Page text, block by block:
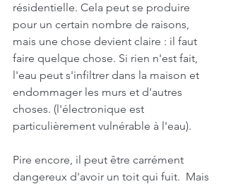
résidentielle. Cela peut se produire
pour un certain nombre de raisons,
mais une chose devient claire : il faut
faire quelque chose. Si rien n'est fait,
l'eau peut s'infiltrer dans la maison et
endommager les murs et d'autres
choses. (l'électronique est
particulièrement vulnérable à l'eau).
Pire encore, il peut être carrément
dangereux d'avoir un toit qui fuit.  Mais